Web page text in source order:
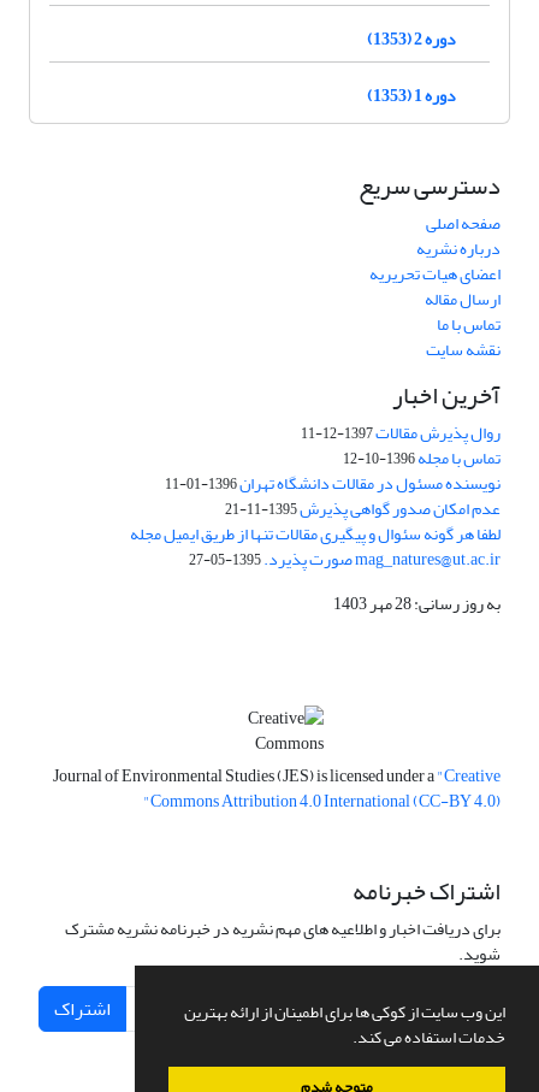
این وب سایت از کوکی ها برای اطمینان از ارائه بهترین
خدمات استفاده می کند.
دوره 2 (1353)
دوره 1 (1353)
دسترسی سریع
صفحه اصلی
درباره نشریه
اعضای هیات تحریریه
ارسال مقاله
تماس با ما
نقشه سایت
آخرین اخبار
روال پذیرش مقالات1397-12-11
تماس با مجله1396-10-12
نویسنده مسئول در مقالات دانشگاه تهران1396-01-11
عدم امکان صدور گواهی پذیرش1395-11-21
لطفا هر گونه سئوال و پیگیری مقالات تنها از طریق ایمیل مجله
mag_natures@ut.ac.ir صورت پذیرد. 1395-05-27
به روز رسانی: 28 مهر 1403
Journal of Environmental Studies (JES) is licensed under a"Creative
Commons Attribution 4.0 International (CC-BY 4.0)"
اشتراک خبرنامه
برای دریافت اخبار و اطلاعیه های مهم نشریه در خبرنامه نشریه مشترک
شوید.
اشتراک